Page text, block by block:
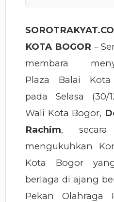
KOTA BOGOR –
membara
Plaza Balai
pada Selasa (30/
Wali Kota Bogor,
Rachim, secara
mengukuhkan
Kota Bogor
berlaga di ajang
Pekan Olahraga